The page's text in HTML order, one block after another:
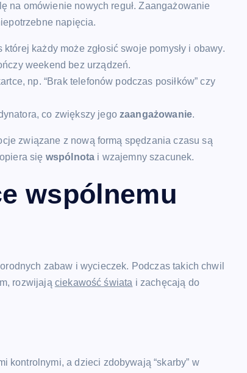
na omówienie nowych reguł. Zaangażowanie
napięcia.
każdy może zgłosić swoje pomysły i obawy.
weekend bez urządzeń.
np. “Brak telefonów podczas posiłków” czy
co zwiększy jego zaangażowanie.
związane z nową formą spędzania czasu są
się wspólnota i wzajemny szacunek.
wspólnemu
zabaw i wycieczek. Podczas takich chwil
rozwijają ciekawość świata i zachęcają do
kontrolnymi, a dzieci zdobywają “skarby” w